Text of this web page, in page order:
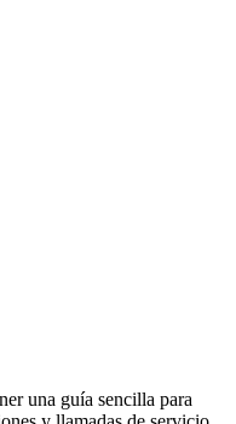
una guía sencilla para